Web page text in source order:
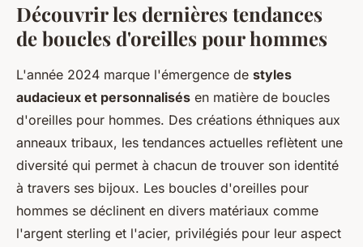
Découvrir les dernières tendances
de boucles d'oreilles pour hommes
L'année 2024 marque l'émergence de styles
audacieux et personnalisés en matière de boucles
d'oreilles pour hommes. Des créations éthniques aux
anneaux tribaux, les tendances actuelles reflètent une
diversité qui permet à chacun de trouver son identité
à travers ses bijoux. Les boucles d'oreilles pour
hommes se déclinent en divers matériaux comme
l'argent sterling et l'acier, privilégiés pour leur aspect